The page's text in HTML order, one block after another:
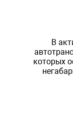
В
которых